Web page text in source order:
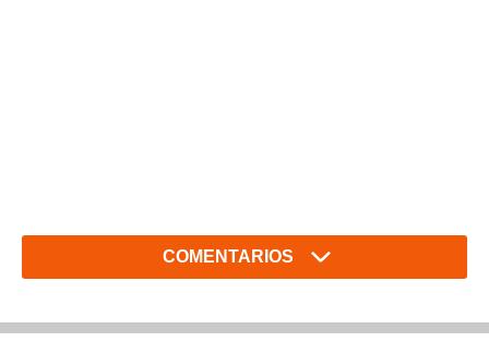
COMENTARIOS